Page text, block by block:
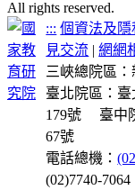
All rights reserved.
::: 個資法及隱
見交流 |網網
三峽總院區
臺北院區：
179號
臺中
67號
電話總機：
(02)7740-7064